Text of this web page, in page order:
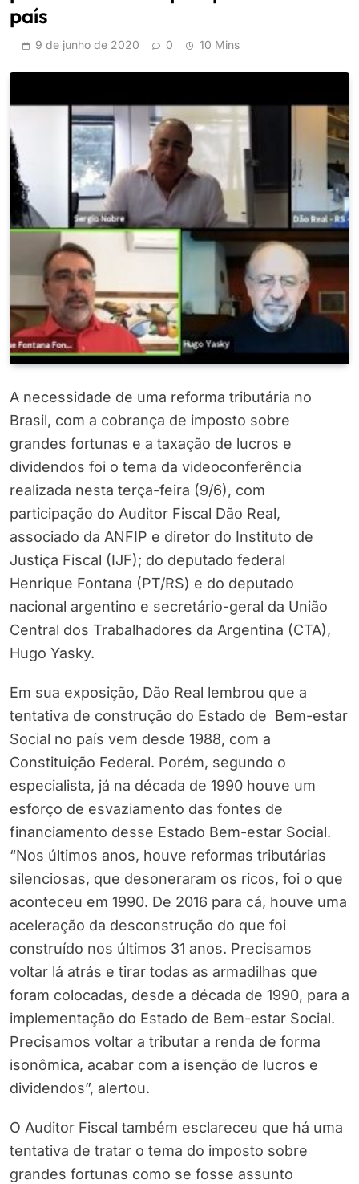
país
9 de junho de 2020 0 10 Mins
A necessidade de uma reforma tributária no
Brasil, com a cobrança de imposto sobre
grandes fortunas e a taxação de lucros e
dividendos foi o tema da videoconferência
realizada nesta terça-feira (9/6), com
participação do Auditor Fiscal Dão Real,
associado da ANFIP e diretor do Instituto de
Justiça Fiscal (IJF); do deputado federal
Henrique Fontana (PT/RS) e do deputado
nacional argentino e secretário-geral da União
Central dos Trabalhadores da Argentina (CTA),
Hugo Yasky.
Em sua exposição, Dão Real lembrou que a
tentativa de construção do Estado de Bem-estar
Social no país vem desde 1988, com a
Constituição Federal. Porém, segundo o
especialista, já na década de 1990 houve um
esforço de esvaziamento das fontes de
financiamento desse Estado Bem-estar Social.
“Nos últimos anos, houve reformas tributárias
silenciosas, que desoneraram os ricos, foi o que
aconteceu em 1990. De 2016 para cá, houve uma
aceleração da desconstrução do que foi
construído nos últimos 31 anos. Precisamos
voltar lá atrás e tirar todas as armadilhas que
foram colocadas, desde a década de 1990, para a
implementação do Estado de Bem-estar Social.
Precisamos voltar a tributar a renda de forma
isonômica, acabar com a isenção de lucros e
dividendos”, alertou.
O Auditor Fiscal também esclareceu que há uma
tentativa de tratar o tema do imposto sobre
grandes fortunas como se fosse assunto